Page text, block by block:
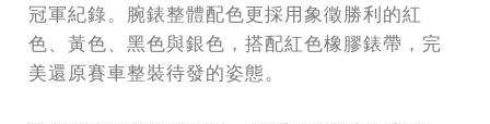
冠軍紀錄。腕錶整體配色更採用象徵勝利的紅
色、黃色、黑色與銀色，搭配紅色橡膠錶帶，完
美還原賽車整裝待發的姿態。